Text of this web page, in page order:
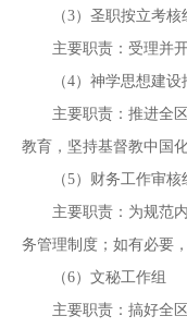
（3）圣职按立考核
主要职责：受理并
（4）神学思想建设
主要职责：推进全
教育，坚持基督教中国化
（5）财务工作审核
主要职责：为规范
务管理制度；如有必要
（6）文秘工作组
主要职责：搞好全